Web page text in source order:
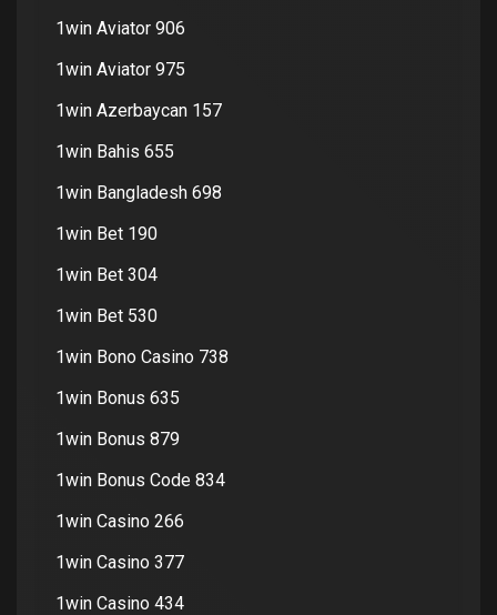
1win Aviator 906
1win Aviator 975
1win Azerbaycan 157
1win Bahis 655
1win Bangladesh 698
1win Bet 190
1win Bet 304
1win Bet 530
1win Bono Casino 738
1win Bonus 635
1win Bonus 879
1win Bonus Code 834
1win Casino 266
1win Casino 377
1win Casino 434